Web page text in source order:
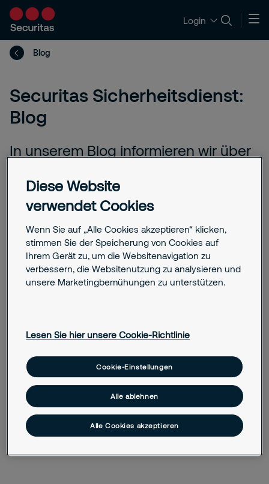
Login
Blog
Securitas Sicherheitsdienst:
Blog
In unserem Blog informieren wir über
Lösungen im Bereich Sicherheit.
Zudem finden Sie hier spannende
Hintergrundinformationen, Tipps und
Beiträge zu aktuellen Themen der
Sicherheitsbranche.
June 06, 2026
May 22, 2024
90 Jahre Securitas
May 11, 2023
Jubiläum
Diese Website
verwendet Cookies
Wenn Sie auf „Alle Cookies akzeptieren“ klicken,
stimmen Sie der Speicherung von Cookies auf
Ihrem Gerät zu, um die Websitenavigation zu
verbessern, die Websitenutzung zu analysieren und
unsere Marketingbemühungen zu unterstützen.
Lesen Sie hier unsere Cookie-Richtlinie
Cookie-Einstellungen
Alle ablehnen
Alle Cookies akzeptieren